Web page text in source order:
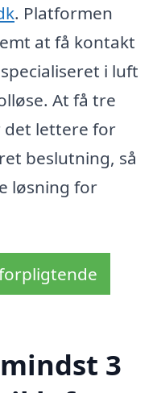
. Platformen
at få kontakt
i luft
At få tre
lettere for
beslutning, så
løsning for
3